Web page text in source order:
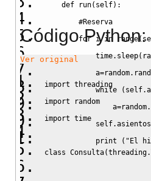
def run( self) :
#Reserva
for i in range(
time. sleep(
a=random.
while
( self.
a=random.
self.asientos
print
( "El
Código Python:
Ver original
import threading
import
random
import time
class Consulta(threading.